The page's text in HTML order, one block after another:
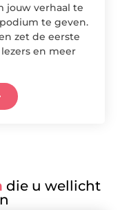
jouw verhaal te
te geven.
zet de eerste
en meer
die u wellicht